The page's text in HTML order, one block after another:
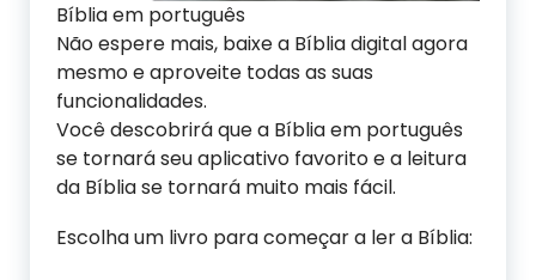
Bíblia em português
Não espere mais, baixe a Bíblia digital agora
mesmo e aproveite todas as suas
funcionalidades.
Você descobrirá que a Bíblia em português
se tornará seu aplicativo favorito e a leitura
da Bíblia se tornará muito mais fácil.
Escolha um livro para começar a ler a Bíblia: